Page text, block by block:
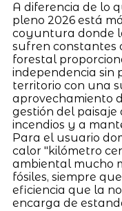
A diferencia de lo
pleno 2026 está
coyuntura donde
sufren constantes
forestal
independencia sin
territorio con una
aprovechamiento
gestión del
incendios y a
Para el usuario
calor "kilómetro
ambiental mucho
fósiles, siempre
eficiencia que la
encarga de